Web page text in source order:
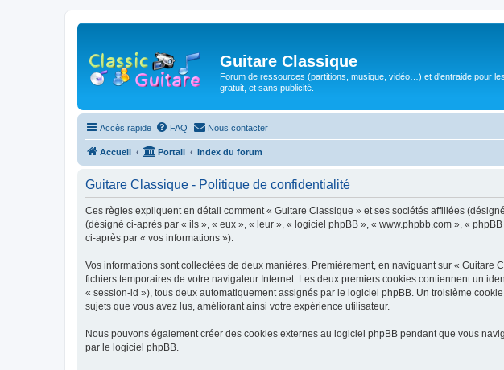
Guitare Classique
Forum de ressources (partitions, musique, vidéo…) et d'entraide pour
gratuit, et sans publicité.
Accès rapide FAQ Nous contacter
Accueil Portail Index du forum
Guitare Classique - Politique de confidentialité
Ces règles expliquent en détail comment « Guitare Classique » et ses sociétés affiliées
(désigné ci-après par « ils », « eux », « leur », « logiciel phpBB », « www.phpbb.com », «
ci-après par « vos informations »).
Vos informations sont collectées de deux manières. Premièrement, en naviguant sur «
fichiers temporaires de votre navigateur Internet. Les deux premiers cookies contiennent un
« session-id »), tous deux automatiquement assignés par le logiciel phpBB. Un troisième
sujets que vous avez lus, améliorant ainsi votre expérience utilisateur.
Nous pouvons également créer des cookies externes au logiciel phpBB pendant que vous
par le logiciel phpBB.